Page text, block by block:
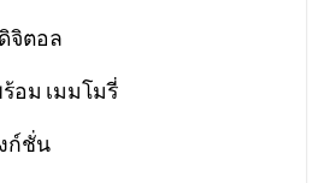
จิตอล
อม เมมโมรี่
ก์ชั่น